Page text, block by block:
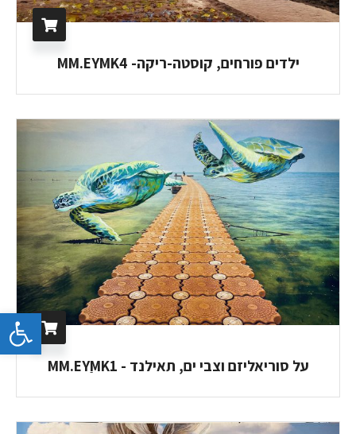
ילדים פורחים, קוסטה-ריקה- MM.EYMK4
על סוריאליזם וצבי ים, תאילנד - MM.EYַMK1